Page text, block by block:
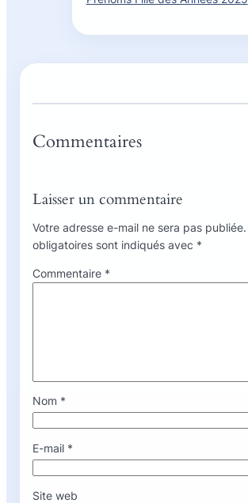
Commentaires
Laisser un commentaire
Votre adresse e-mail ne sera pas publiée.
obligatoires sont indiqués avec *
Commentaire *
Nom *
E-mail *
Site web